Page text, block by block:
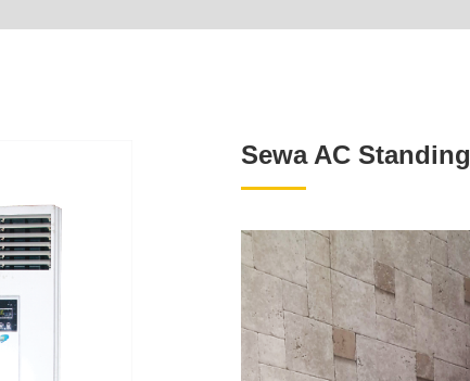
Sewa AC Standing